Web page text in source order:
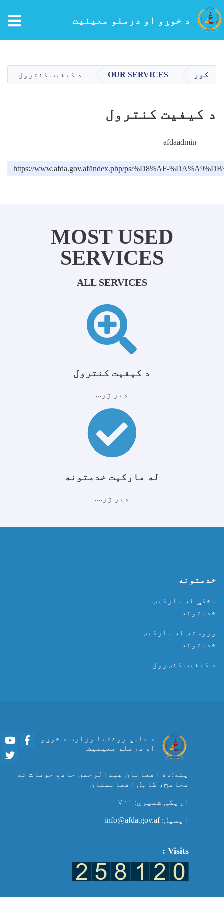
دانګل
د خوړو او درملو معینیت
کور OUR SERVICES د کیفیت کنترول
د کیفیت کنترول
afdaadmin
https://www.afda.gov.af/index.php/ps/%D8%AF-
MOST USED
SERVICES
ALL SERVICES
د کیفیت کنترول
ډیر ژر...
له مارکیت خدمتونه
ډیر ژر....
خدمتونه
مخکې له مارکیټ
خدمتونه
وروسته له مارکیټ
خدمتونه
د کیفیت کنټرول
د عامي روغتیا وزارت د خوړو
او درملو معینیت
YoutubeFacebook
پته:ده افغانان عبدالرحمن جامع جومات ته
مخامخ، کابل افغانستان
اړیکې شمیرې: ۷۰۱
ایمیل: info@afda.gov.af
Visits :